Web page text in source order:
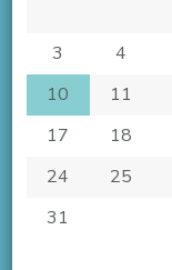
3
4
10
11
17
18
24
25
31